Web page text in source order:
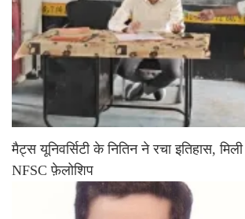
मैट्स यूनिवर्सिटी के नितिन ने रचा इतिहास,
NFSC फ़ेलोशिप